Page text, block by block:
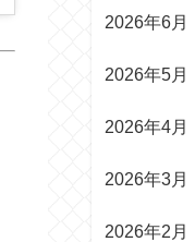
2026年6月
2026年5月
2026年4月
2026年3月
2026年2月